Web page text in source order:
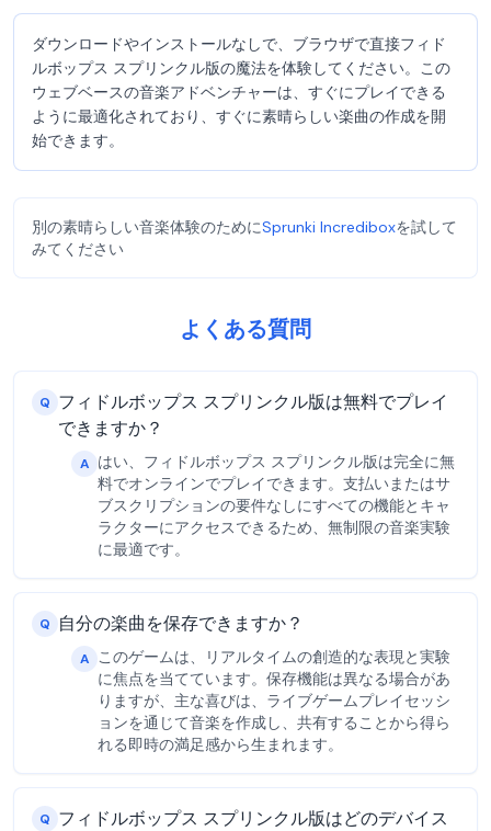
ダウンロードやインストールなしで、ブラウザで直接フィド
ルボップス スプリンクル版の魔法を体験してください。この
ウェブベースの音楽アドベンチャーは、すぐにプレイできる
ように最適化されており、すぐに素晴らしい楽曲の作成を開
始できます。
別の素晴らしい音楽体験のためにSprunki Incrediboxを試して
みてください
よくある質問
Q フィドルボップス スプリンクル版は無料でプレイ
できますか？
A はい、フィドルボップス スプリンクル版は完全に無
料でオンラインでプレイできます。支払いまたはサ
ブスクリプションの要件なしにすべての機能とキャ
ラクターにアクセスできるため、無制限の音楽実験
に最適です。
Q 自分の楽曲を保存できますか？
A このゲームは、リアルタイムの創造的な表現と実験
に焦点を当てています。保存機能は異なる場合があ
りますが、主な喜びは、ライブゲームプレイセッシ
ョンを通じて音楽を作成し、共有することから得ら
れる即時の満足感から生まれます。
Q フィドルボップス スプリンクル版はどのデバイス